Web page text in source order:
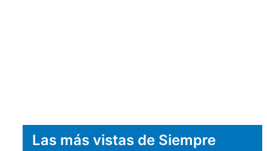
Las más vistas de Siempre